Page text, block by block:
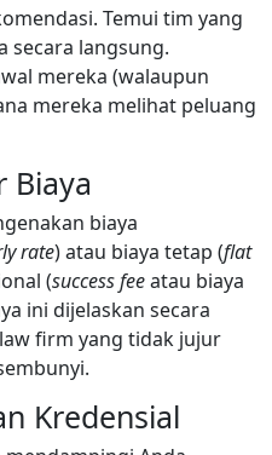
Temui tim yang
secara langsung.
mereka (walaupun
mereka melihat peluang
Biaya
biaya
rate) atau biaya tetap (flat
(success feeatau biaya
ini dijelaskan secara
firm yang tidak jujur
Kredensial